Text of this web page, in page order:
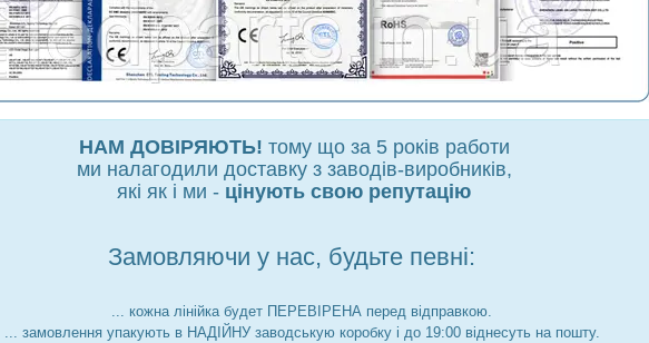
НАМ ДОВІРЯЮТЬ! тому що за 5 років работи
ми налагодили доставку з заводів-виробників,
які як і ми - цінують свою репутацію
Замовляючи у нас, будьте певні:
... кожна лінійка будет ПЕРЕВІРЕНА перед відправкою.
... замовлення упакують в НАДІЙНУ заводськую коробку і до 19:00 віднесуть на пошту.